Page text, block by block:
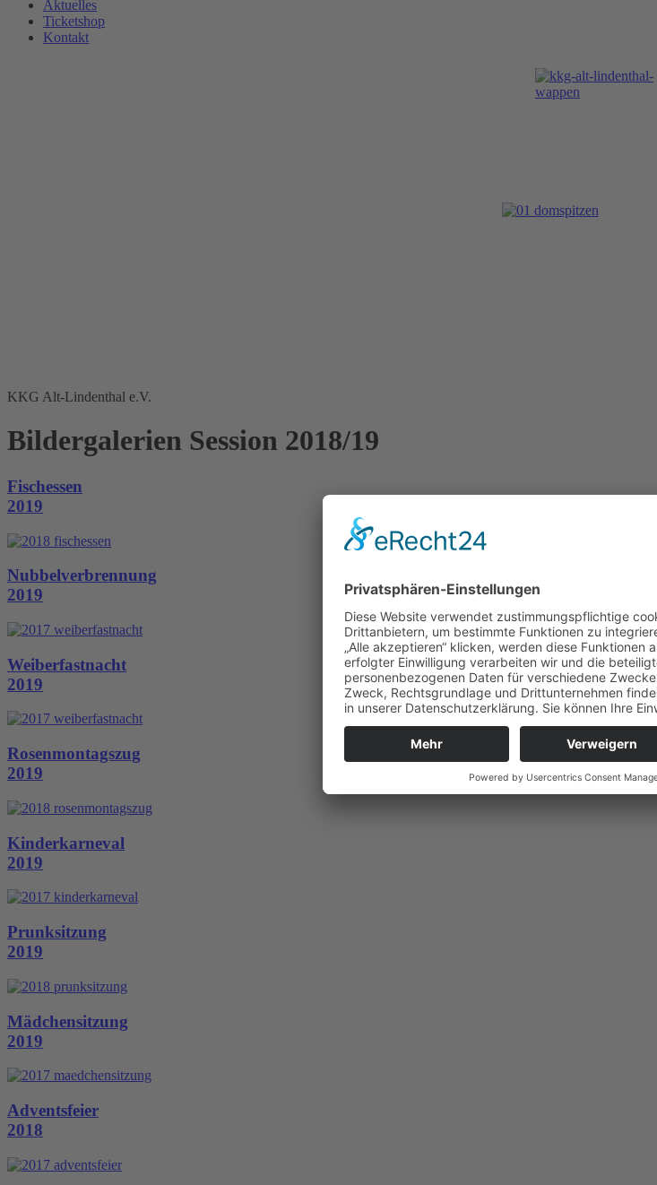
Aktuelles
Ticketshop
Kontakt
KKG Alt-Lindenthal e.V.
Bildergalerien Session 2018/19
Fischessen
2019
Nubbelverbrennung
2019
Weiberfastnacht
2019
Rosenmontagszug
2019
Kinderkarneval
2019
Prunksitzung
2019
Mädchensitzung
2019
Adventsfeier
2018